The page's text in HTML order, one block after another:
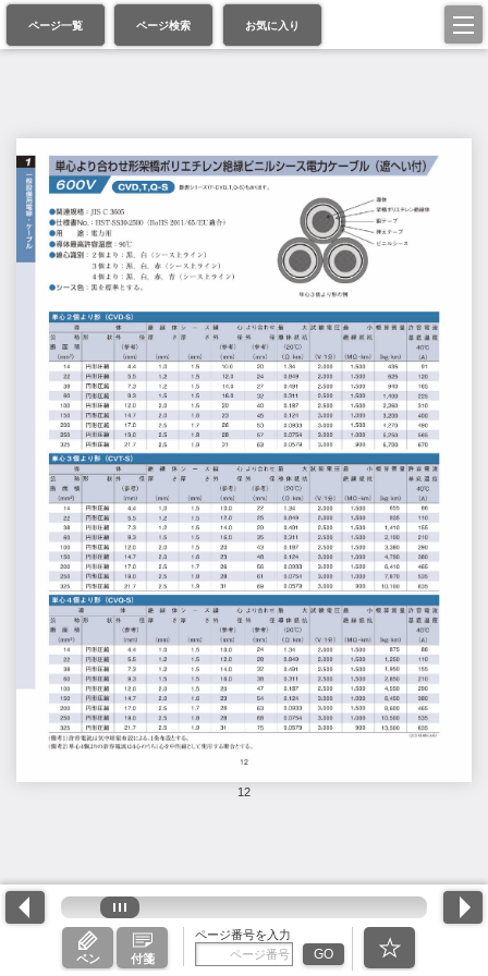
ページ一覧 ページ検索 お気に入り
12
ペン 付箋
ページ番号を入力
GO